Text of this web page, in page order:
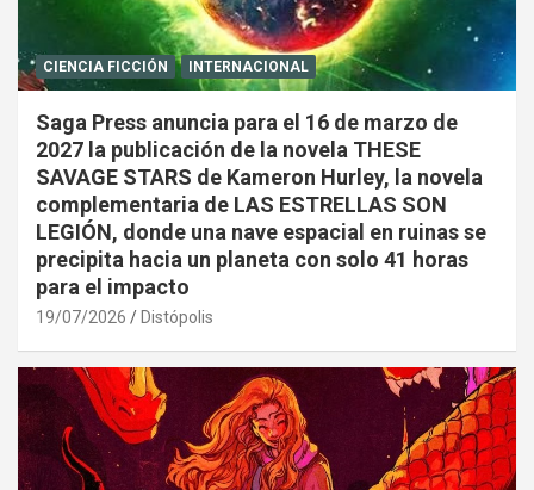
CIENCIA FICCIÓN INTERNACIONAL
Saga Press anuncia para el 16 de marzo de
2027 la publicación de la novela THESE
SAVAGE STARS de Kameron Hurley, la novela
complementaria de LAS ESTRELLAS SON
LEGIÓN, donde una nave espacial en ruinas se
precipita hacia un planeta con solo 41 horas
para el impacto
19/07/2026 Distópolis